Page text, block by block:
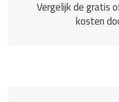
Vergelijk de gratis
kosten